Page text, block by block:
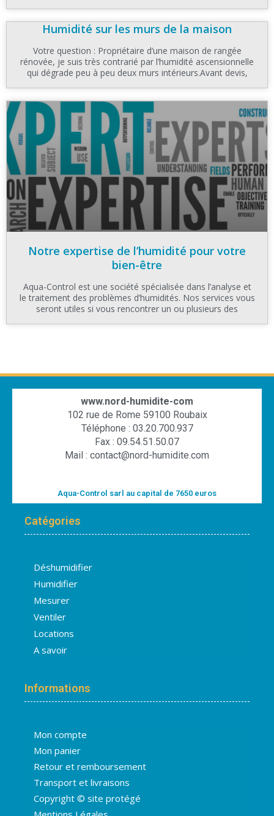
Humidité sur les murs de la maison
Votre question : Propriétaire d’une maison de rangée
rénovée, je suis très contrarié par l’humidité ascensionnelle
qui dégrade peu à peu deux murs intérieurs.Avant devis,
Notre expertise de l’humidité pour votre
bien-être
Aqua-Control est une société spécialisée dans l’analyse et
le traitement des problèmes d’humidités. Nos services vous
seront utiles si vous rencontrer un ou plusieurs des
www.nord-humidite-com
102 rue de Rome 59100 Roubaix
Téléphone : 03.20.700.937
Fax : 09.54.51.50.07
Mail : contact@nord-humidite.com
Aqua-Control sarl au capital de 7650 euros
Catégories
Déshumidifier
Humidifier
Mesurer
Ventiler
Locations
A savoir
Informations
Mon compte
Mon panier
Retour et remboursement
Transport et livraisons
Copyright © site protégé